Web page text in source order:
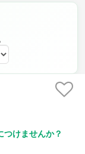
つけませんか？
写